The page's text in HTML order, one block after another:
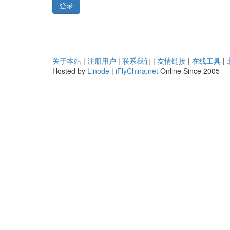
登录
关于本站 | 注册用户 | 联系我们 | 友情链接 | 在线工具 |
Hosted by Linode | iFlyChina.net Online Since 2005